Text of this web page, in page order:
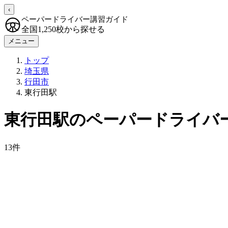
‹
ペーパードライバー講習ガイド
全国1,250校から探せる
メニュー
トップ
埼玉県
行田市
東行田駅
東行田駅のペーパードライバ
13件